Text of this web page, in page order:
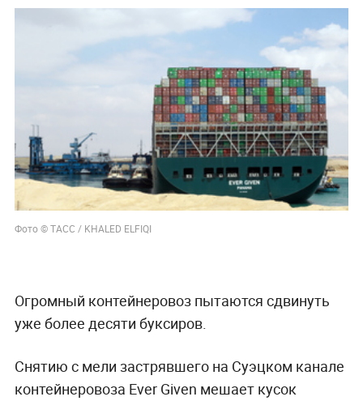
Фото © ТАСС / KHALED ELFIQI
Огромный контейнеровоз пытаются сдвинуть
уже более десяти буксиров.
Снятию с мели застрявшего на Суэцком канале
контейнеровоза Ever Given мешает кусок